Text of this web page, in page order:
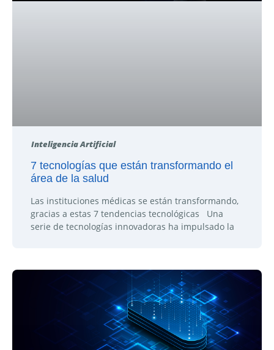
Inteligencia Artificial
7 tecnologías que están transformando el
área de la salud
Las instituciones médicas se están transformando,
gracias a estas 7 tendencias tecnológicas Una
serie de tecnologías innovadoras ha impulsado la